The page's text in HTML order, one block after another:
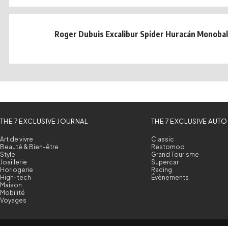
Roger Dubuis Excalibur Spider Huracán
THE 7 EXCLUSIVE JOURNAL
Art de vivre
Beauté & Bien-être
Style
Joaillerie
Horlogerie
High-tech
Maison
Mobilité
Voyages
THE 7 EXCLUSIVE AUTO
Classic
Restomod
Grand Tourisme
Supercar
Racing
Évènements